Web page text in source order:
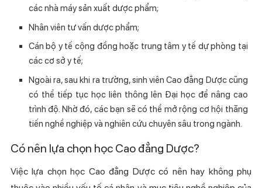
các nhà máy sản xuất dược phẩm;
Nhân viên tư vấn dược phẩm;
Cán bộ y tế cộng đồng hoặc trung tâm y tế dự phòng tại
các cơ sở y tế;
Ngoài ra, sau khi ra trường, sinh viên Cao đẳng Dược cũng
có thể tiếp tục học liên thông lên Đại học để nâng cao
trình độ. Nhờ đó, các bạn sẽ có thể mở rộng cơ hội thăng
tiến nghề nghiệp và nghiên cứu chuyên sâu trong ngành.
Có nên lựa chọn học Cao đẳng Dược?
Việc lựa chọn học Cao đẳng Dược có nên hay không phụ